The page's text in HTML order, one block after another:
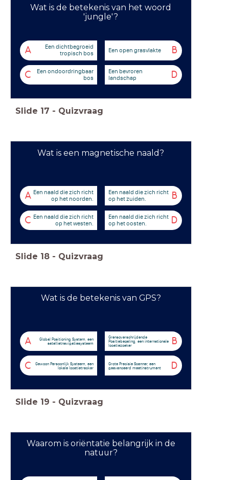
Wat is de betekenis van het woord
'jungle'?
A
Een dichtbegroeid
tropisch bos
B
Een open grasvlakte
C
Een ondoordringbaar
bos
D
Een bevroren
landschap
Slide 17 - Quizvraag
Wat is een magnetische naald?
A Een naald die zich richt
op het noorden.
B
Een naald die zich richt
op het zuiden.
C Een naald die zich richt
op het westen.
D
Een naald die zich richt
op het oosten.
Slide 18 - Quizvraag
Wat is de betekenis van GPS?
A
Global Positioning System, een
satellietnavigatiesysteem
B
Grensoverschrijdende
Positiebepaling, een internationale
locatiezoeker
C
Gewoon Persoonlijk Systeem, een
lokale locatietracker
D
Grote Precisie Scanner, een
geavanceerd meetinstrument
Slide 19 - Quizvraag
Waarom is oriëntatie belangrijk in de
natuur?